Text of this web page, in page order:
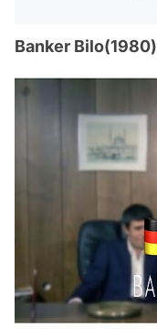
Banker Bilo(1980)